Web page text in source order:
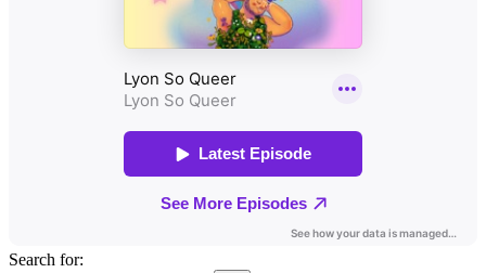
Search for: